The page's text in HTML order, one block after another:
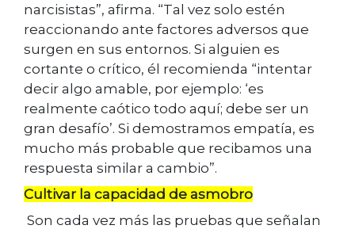
narcisistas”, afirma. “Tal vez solo estén
reaccionando ante factores adversos que
surgen en sus entornos. Si alguien es
cortante o crítico, él recomienda “intentar
decir algo amable, por ejemplo: ‘es
realmente caótico todo aquí; debe ser un
gran desafío’. Si demostramos empatía, es
mucho más probable que recibamos una
respuesta similar a cambio”.
Cultivar la capacidad de asmobro
Son cada vez más las pruebas que señalan